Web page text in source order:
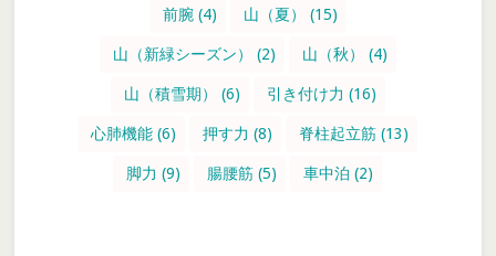
前腕(4) 山（夏） (15)
山（新緑シーズン） (2) 山（秋） (4)
山（積雪期） (6) 引き付け力 (16)
心肺機能 (6) 押す力 (8) 脊柱起立筋 (13)
脚力 (9) 腸腰筋 (5) 車中泊 (2)